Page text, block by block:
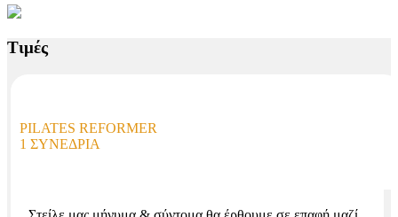
Τιμές
PILATES REFORMER
1 ΣΥΝΕΔΡΊΑ